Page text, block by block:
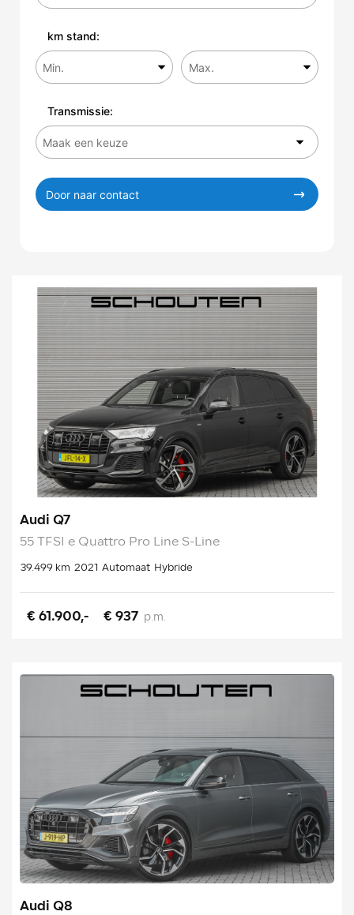
km stand:
Transmissie:
Door naar contact
Audi Q7
55 TFSI e Quattro Pro Line S-Line
39.499 km 2021 Automaat Hybride
€ 61.900,- € 937 p.m.
Audi Q8